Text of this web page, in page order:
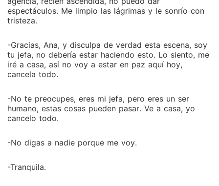
espectáculos. Me limpio las lágrimas y le sonrío con
tristeza.
-Gracias, Ana, y disculpa de verdad esta escena, soy
tu jefa, no debería estar haciendo esto. Lo siento, me
iré a casa, así no voy a estar en paz aquí hoy,
cancela todo.
-No te preocupes, eres mi jefa, pero eres un ser
humano, estas cosas pueden pasar. Ve a casa, yo
cancelo todo.
-No digas a nadie porque me voy.
-Tranquila.